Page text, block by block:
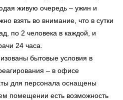
живую очередь – ужин и
взять во внимание, что в сутки
по 2 человека в каждой, и
24 часа.
бытовые условия в
– в офисе
для персонала оснащены
помещении есть возможность